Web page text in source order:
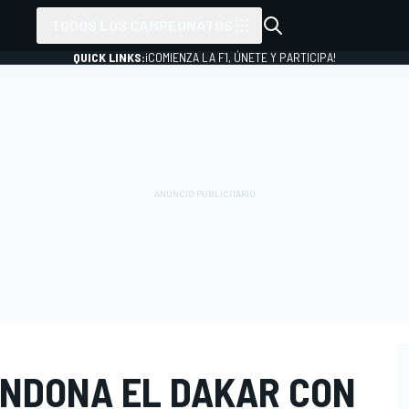
QUICK LINKS:¡COMIENZA LA F1, ÚNETE Y PARTICIPA!
EL DAKAR CON